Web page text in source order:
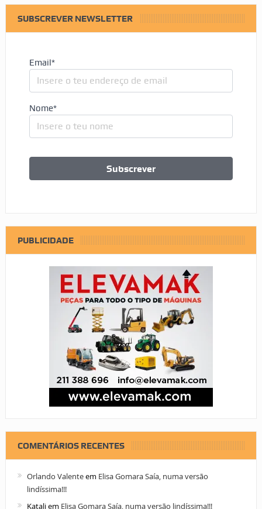
SUBSCREVER NEWSLETTER
Email*
Nome*
PUBLICIDADE
COMENTÁRIOS RECENTES
Orlando Valenteem Elisa Gomara Saía, numa versão
lindíssima!!!
Kataliem Elisa Gomara Saía, numa versão lindíssima!!!